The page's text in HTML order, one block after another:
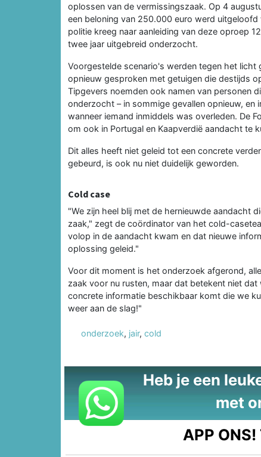
oplossen van de vermissingszaak. Op 4
een beloning van 250.000 euro werd
politie kreeg naar aanleiding van deze oproep
twee jaar uitgebreid onderzocht.
Voorgestelde scenario's werden tegen het
opnieuw gesproken met getuigen die destijds
Tipgevers noemden ook namen van personen
onderzocht – in sommige gevallen opnieuw,
wanneer iemand inmiddels was overleden. De
om ook in Portugal en Kaapverdië aandacht te
Dit alles heeft niet geleid tot een concrete
gebeurd, is ook nu niet duidelijk geworden.
Cold case
"We zijn heel blij met de hernieuwde aandacht
zaak," zegt de coördinator van het cold-
volop in de aandacht kwam en dat nieuwe
oplossing geleid."
Voor dit moment is het onderzoek afgerond,
zaak voor nu rusten, maar dat betekent niet
concrete informatie beschikbaar komt die we
weer aan de slag!"
onderzoek, jair, cold
Heb je een
met
APP ONS!